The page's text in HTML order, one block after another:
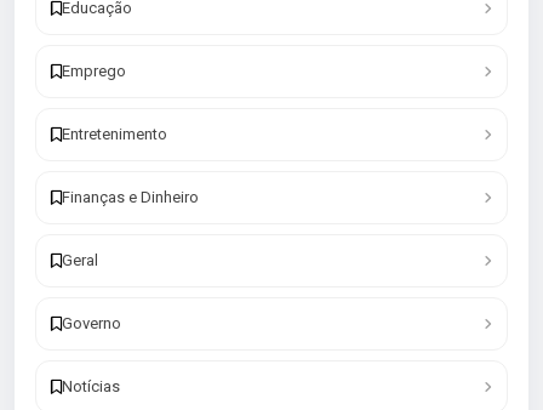
Educação
Emprego
Entretenimento
Finanças e Dinheiro
Geral
Governo
Notícias